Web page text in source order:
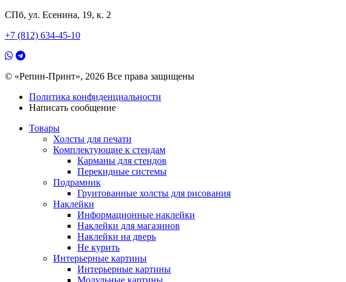
СПб, ул. Есенина, 19, к. 2
+7 (812) 634-45-10
© «Репин-Принт», 2026 Все права защищены
Политика конфиденциальности
Написать сообщение
Товары
Холсты для печати
Комплектующие к стендам
Карманы для стендов
Перекидные системы
Подрамник
Грунтованные холсты для рисования
Наклейки
Информационные наклейки
Наклейки для магазинов
Наклейки на дверь
Не курить
Интерьерные картины
Интерьерные картины
Модульные картины